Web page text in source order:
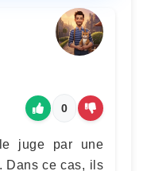
0
juge par une
Dans ce cas, ils